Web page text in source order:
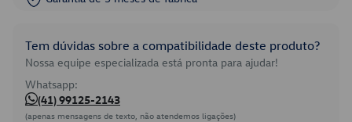
Tem dúvidas sobre a compatibilidade deste produto?
Nossa equipe especializada está pronta para ajudar!
Whatsapp:
(41) 99125-2143
(apenas mensagens de texto, não atendemos ligações)